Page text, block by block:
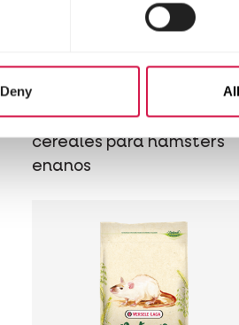
Deny
Mezcla variada y rica en
cereales para hámsters
enanos